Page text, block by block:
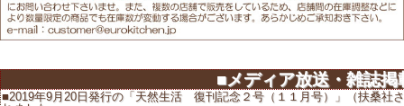
■メディア放送・雑誌掲
■2019年9月20日発行の「天然生活 復刊記念２号（１１月号）」（扶桑社